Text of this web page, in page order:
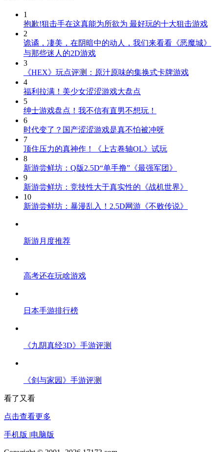
1
抱歉!狙击手在这真能为所欲为 最好玩的十大狙击游戏
2
诡谲，凄美，在阴暗中的动人，我们来看看《恶魔城》
与那些迷人的2D游戏
3
《HEX》玩点评测：原汁原味的集换式卡牌游戏
4
福利拉满！美少女涩涩游戏大盘点
5
绅士游戏盘点！我不信有直男不想玩！
6
时代变了？国产涩涩游戏是真不怕被冲呀
7
顶住压力的真神作！《上古卷轴OL》试玩
8
新游尝鲜坊：Q版2.5D“单手撸”《最强军团》
9
新游尝鲜坊：竞技性大于真实性的《战机世界》
10
新游尝鲜坊：暴漫乱入！2.5D网游《不败传说》
新游月度推荐
高考还在玩啥游戏
日本手游排行榜
《九阴真经3D》手游评测
《剑与家园》手游评测
看了又看
点击查看更多
手机版 |电脑版